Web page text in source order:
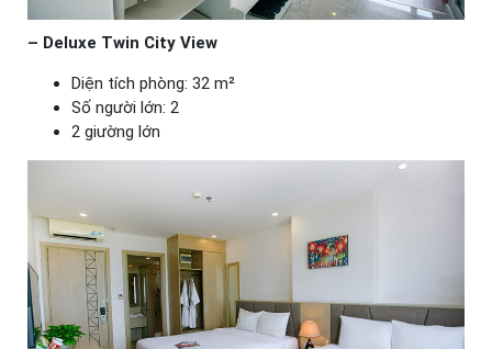
– Deluxe Twin City View
Diện tích phòng: 32 m²
Số người lớn: 2
2 giường lớn